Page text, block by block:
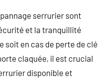
serrurier sont
et la tranquillité
soit en cas de perte de clé
claquée, il est crucial
disponible et